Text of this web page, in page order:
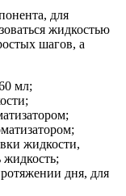
для
жидкостью
шагов, а
мл;
жидкости,
жидкость;
дня, для